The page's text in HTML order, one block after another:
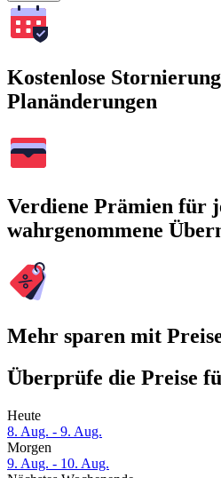
Kostenlose
Planänderungen
Verdiene Prämien für
wahrgenommene
Mehr sparen mit
Überprüfe die Preise
Heute
8. Aug. - 9. Aug.
Morgen
9. Aug. - 10. Aug.